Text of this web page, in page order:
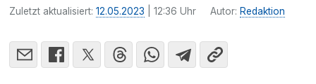
Zuletzt aktualisiert:12.05.2023 | 12:36 Uhr Autor: Redaktion